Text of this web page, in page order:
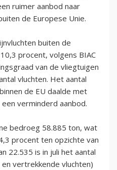
ruimer aanbod naar
de Europese Unie.
buiten de
procent, volgens BIAC
van de vliegtuigen
vluchten. Het aantal
de EU daalde met
verminderd aanbod.
bedroeg 58.885 ton, wat
procent ten opzichte van
22.535 is in juli het aantal
vertrekkende vluchten)